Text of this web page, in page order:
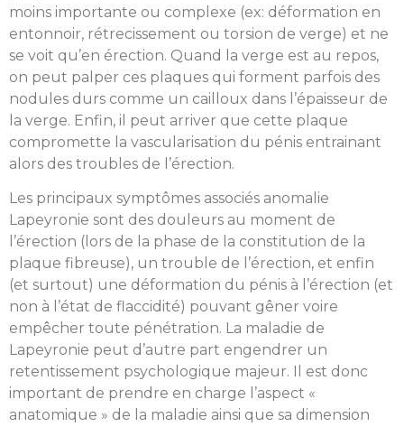
moins importante ou complexe (ex: déformation en
entonnoir, rétrecissement ou torsion de verge) et ne
se voit qu’en érection. Quand la verge est au repos,
on peut palper ces plaques qui forment parfois des
nodules durs comme un cailloux dans l’épaisseur de
la verge. Enfin, il peut arriver que cette plaque
compromette la vascularisation du pénis entrainant
alors des troubles de l’érection.
Les principaux symptômes associés anomalie
Lapeyronie sont des douleurs au moment de
l’érection (lors de la phase de la constitution de la
plaque fibreuse), un trouble de l’érection, et enfin
(et surtout) une déformation du pénis à l’érection (et
non à l’état de flaccidité) pouvant gêner voire
empêcher toute pénétration. La maladie de
Lapeyronie peut d’autre part engendrer un
retentissement psychologique majeur. Il est donc
important de prendre en charge l’aspect «
anatomique » de la maladie ainsi que sa dimension